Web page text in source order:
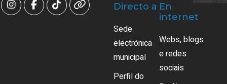
Directo a
Sede
electrónica
municipal
Perfil do
En
internet
Webs, blogs
e redes
sociais